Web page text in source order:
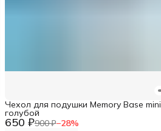
650 ₽900 ₽−28%
Чехол для подушки Memory Base mini
голубой